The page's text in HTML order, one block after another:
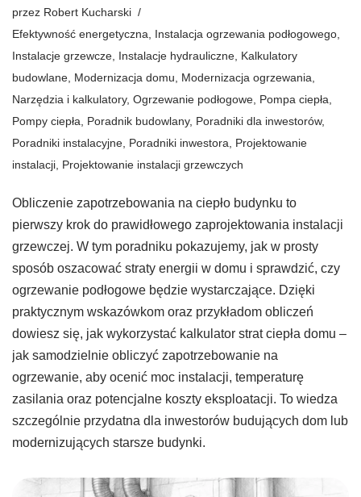
przez Robert Kucharski
Efektywność energetyczna
Instalacja ogrzewania podłogowego
Instalacje grzewcze Instalacje hydrauliczne Kalkulatory
budowlane Modernizacja domu Modernizacja ogrzewania
Narzędzia i kalkulatory, Ogrzewanie podłogowe Pompa ciepła
Pompy ciepła
Poradnik budowlany, Poradniki dla inwestorów,
Poradniki instalacyjne Poradniki inwestora
Projektowanie
instalacji Projektowanie instalacji grzewczych
Obliczenie zapotrzebowania na ciepło budynku to
pierwszy krok do prawidłowego zaprojektowania instalacji
grzewczej. W tym poradniku pokazujemy, jak w prosty
sposób oszacować straty energii w domu i sprawdzić, czy
ogrzewanie podłogowe będzie wystarczające. Dzięki
praktycznym wskazówkom oraz przykładom obliczeń
dowiesz się, jak wykorzystać kalkulator strat ciepła domu –
jak samodzielnie obliczyć zapotrzebowanie na
ogrzewanie, aby ocenić moc instalacji, temperaturę
zasilania oraz potencjalne koszty eksploatacji. To wiedza
szczególnie przydatna dla inwestorów budujących dom lub
modernizujących starsze budynki.